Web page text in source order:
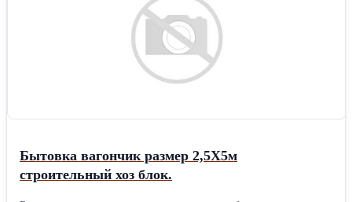
(изготовим разные комплектации и виды под ваш запрос)
__________________________________ Данный размер и цена:
2,5х6,0 Цена 145,000 р/шт. Возможны и другие размеры, и
изделия, смотрите наши другие объявления или позвоните нам.
. Доставляем по городу и области Находимся в Иркутске
Собственное производство
Бытовка вагончик размер 2,5Х5м
строительный хоз блок.